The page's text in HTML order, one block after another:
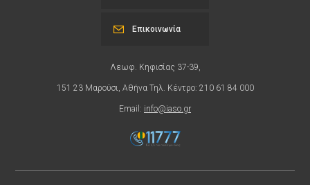
Λεωφ. Κηφισίας 37-39,
151 23 Μαρούσι, Αθήνα Τηλ. Κέντρο: 210 61 84 000
Email: info@iaso.gr
Επικοινωνία